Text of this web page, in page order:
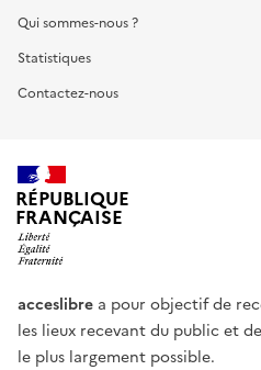
Qui sommes-nous ?
Statistiques
Contactez-nous
RÉPUBLIQUE
FRANÇAISE
acceslibre a pour objectif de
les lieux recevant du public et
le plus largement possible.